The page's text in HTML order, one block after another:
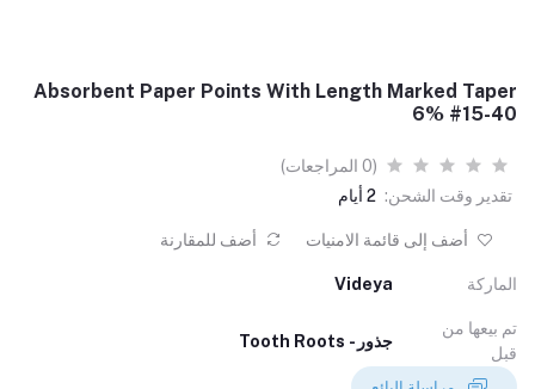
Absorbent Paper Points With Length Marked Taper
6% #15-40
(0 المراجعات)
تقدير وقت الشحن: 2 أيام
أضف إلى قائمة الامنيات أضف للمقارنة
الماركة Videya
تم بيعها من
قبل
جذور - Tooth Roots